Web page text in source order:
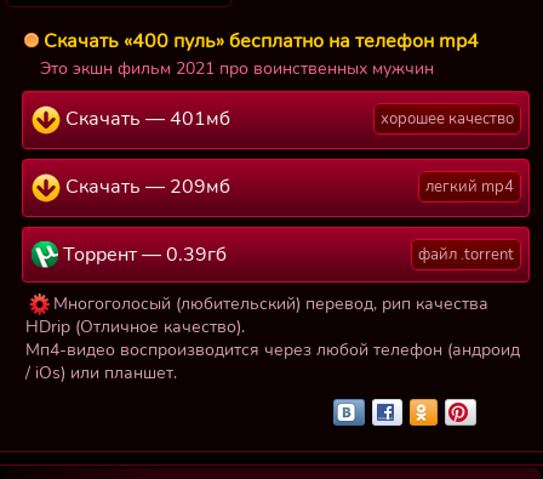
Скачать «400 пуль» бесплатно на телефон mp4
Это экшн фильм 2021 про воинственных мужчин
Скачать — 401мб хорошее качество
Скачать — 209мб легкий mp4
Торрент — 0.39гб файл .torrent
Многоголосый (любительский) перевод, рип качества
HDrip (Отличное качество).
Мп4-видео воспроизводится через любой телефон (андроид
/ iOs) или планшет.